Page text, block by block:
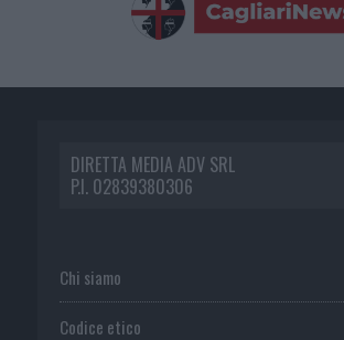
DIRETTA MEDIA ADV SRL
P.I. 02839380306
Chi siamo
Codice etico